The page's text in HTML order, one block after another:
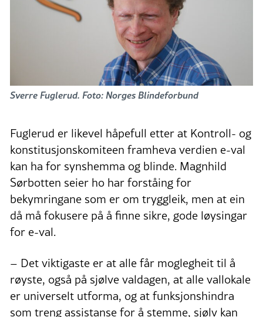
Sverre Fuglerud. Foto: Norges Blindeforbund
Fuglerud er likevel håpefull etter at Kontroll- og
konstitusjonskomiteen framheva verdien e-val
kan ha for synshemma og blinde. Magnhild
Sørbotten seier ho har forståing for
bekymringane som er om tryggleik, men at ein
då må fokusere på å finne sikre, gode løysingar
for e-val.
– Det viktigaste er at alle får moglegheit til å
røyste, også på sjølve valdagen, at alle vallokale
er universelt utforma, og at funksjonshindra
som treng assistanse for å stemme, sjølv kan